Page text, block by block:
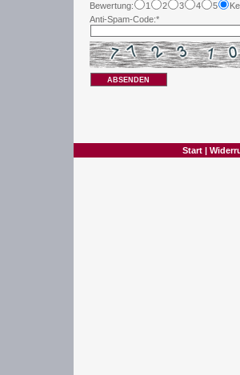
Bewertung: 1 2 3 4 5
Anti-Spam-Code:*
ABSENDEN
Start |